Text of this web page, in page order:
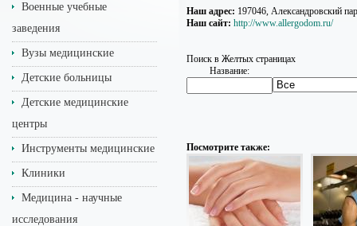
Военные учебные
заведения
Вузы медицинские
Детские больницы
Детские медицинские
центры
Инструменты медицинские
Клиники
Медицина - научные
исследования
Наш адрес: 197046, Александровский
Наш сайт: http://www.allergodom.ru/
Поиск в Желтых страницах
Название:
Посмотрите также: